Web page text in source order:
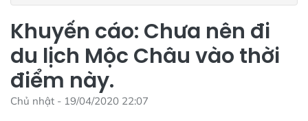
Khuyến cáo: Chưa nên đi
du lịch Mộc Châu vào thời
điểm này.
Chủ nhật - 19/04/2020 22:07